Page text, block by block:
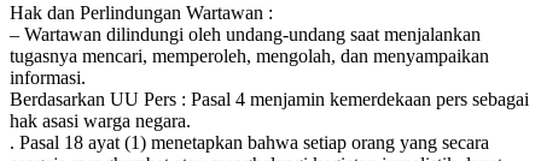
Hak dan Perlindungan Wartawan :
– Wartawan dilindungi oleh undang-undang saat menjalankan
tugasnya mencari, memperoleh, mengolah, dan menyampaikan
informasi.
Berdasarkan UU Pers : Pasal 4 menjamin kemerdekaan pers sebagai
hak asasi warga negara.
. Pasal 18 ayat (1) menetapkan bahwa setiap orang yang secara